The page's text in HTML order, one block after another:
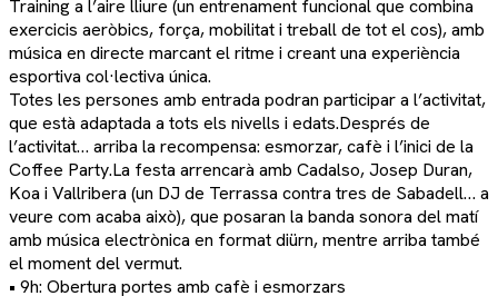
Training a l’aire lliure (un entrenament funcional que combina
exercicis aeròbics, força, mobilitat i treball de tot el cos), amb
música en directe marcant el ritme i creant una experiència
esportiva col·lectiva única.
Totes les persones amb entrada podran participar a l’activitat,
que està adaptada a tots els nivells i edats.Després de
l’activitat… arriba la recompensa: esmorzar, cafè i l’inici de la
Coffee Party.La festa arrencarà amb Cadalso, Josep Duran,
Koa i Vallribera (un DJ de Terrassa contra tres de Sabadell… a
veure com acaba això), que posaran la banda sonora del matí
amb música electrònica en format diürn, mentre arriba també
el moment del vermut.
• 9h: Obertura portes amb cafè i esmorzars